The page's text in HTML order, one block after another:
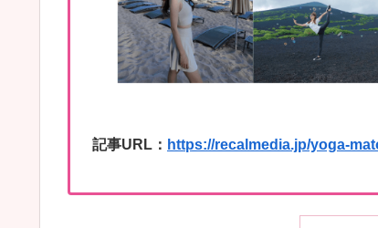
記事URL： https://recalmedia.jp/yoga-